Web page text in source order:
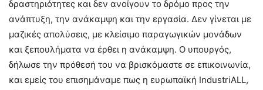
δραστηριότητες και δεν ανοίγουν το δρόμο προς την
ανάπτυξη, την ανάκαμψη και την εργασία. Δεν γίνεται με
μαζικές απολύσεις, με κλείσιμο παραγωγικών μονάδων
και ξεπουλήματα να έρθει η ανάκαμψη. Ο υπουργός,
δήλωσε την πρόθεσή του να βρισκόμαστε σε επικοινωνία,
και εμείς του επισημάναμε πως η ευρωπαϊκή IndustriALL,